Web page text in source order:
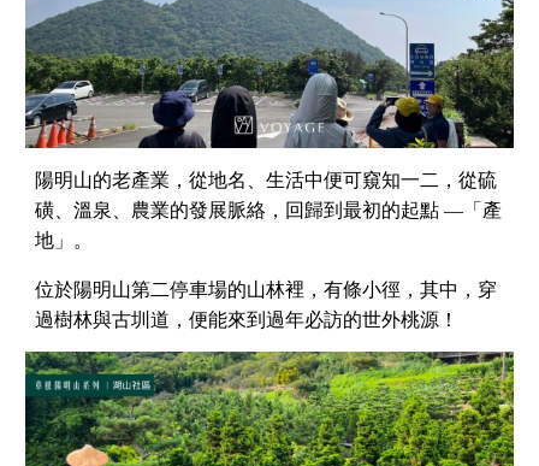
陽明山的老產業，從地名、生活中便可窺知一二，從硫
磺、溫泉、農業的發展脈絡，回歸到最初的起點 —「產
地」。
位於陽明山第二停車場的山林裡，有條小徑，其中，穿
過樹林與古圳道，便能來到過年必訪的世外桃源！